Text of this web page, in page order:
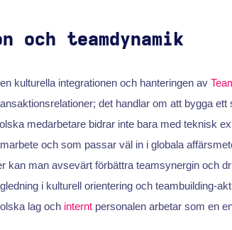
teamdynamik
kulturella integrationen och hanteringen av
det handlar om att bygga ett
medarbetare bidrar inte bara med teknisk
och som passar väl in i globala
kan man avsevärt förbättra teamsynergin och
i kulturell orientering och teambuilding-
lag och interntpersonalen arbetar som en